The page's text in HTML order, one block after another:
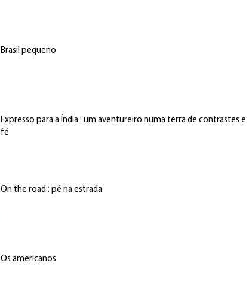
Brasil pequeno
Expresso para a Índia : um aventureiro numa terra de contrastes e
fé
On the road : pé na estrada
Os americanos